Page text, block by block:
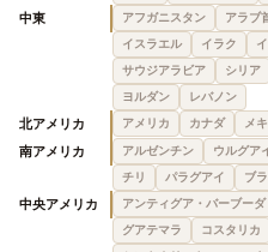
中東 アフガニスタン アラブ
イスラエル
イラク
サウジアラビア
シリア
ヨルダン
レバノン
北アメリカ アメリカ カナダ メ
南アメリカ アルゼンチン ウルグア
チリ
パラグアイ ブ
中央アメリカ アンティグア・バーブーダ
グアテマラ
コスタリカ